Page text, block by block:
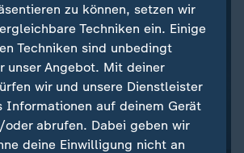
zu können, setzen wir
Techniken ein. Einige
Techniken sind unbedingt
unser Angebot. Mit deiner
wir und unsere Dienstleister
Informationen auf deinem Gerät
abrufen. Dabei geben wir
deine Einwilligung nicht an